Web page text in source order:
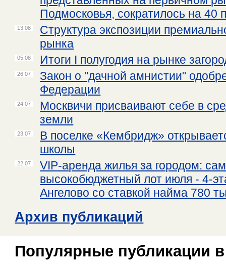
Подмосковья, сократилось на 40
13.08
Структура экспозиции
рынка
05.08 Итоги I полугодия на рынке
26.07
Закон о "дачной амнистии"
Федерации
24.07
Москвичи присваивают себе в
земли
23.07
В поселке «Кембридж»
школы
22.07
VIP-аренда жилья за городом:
высокобюджетный лот июля - 4-
Ангелово со ставкой найма 780
Архив публикаций
Популярные публикации